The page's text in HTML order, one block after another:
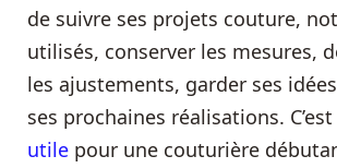
de suivre ses projets couture,
utilisés, conserver les mesures,
les ajustements, garder ses
ses prochaines réalisations. C’est
utile pour une couturière